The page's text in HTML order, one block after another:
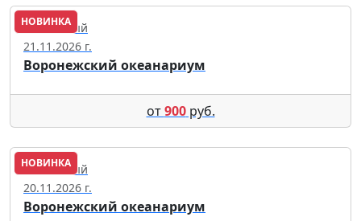
НОВИНКА
Солнечный
21.11.2026 г.
Воронежский океанариум
от900руб.
НОВИНКА
Солнечный
20.11.2026 г.
Воронежский океанариум